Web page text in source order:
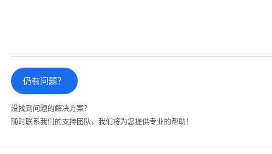
仍有问题？
没找到问题的解决方案？
随时联系我们的支持团队，我们将为您提供专业的帮助！